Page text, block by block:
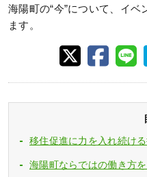
海陽町の“今”について、イ
ます。
移住促進に力を入れ続け
海陽町ならではの働き方を